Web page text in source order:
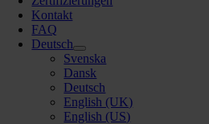
Kontakt
FAQ
Deutsch
Svenska
Dansk
Deutsch
English (UK)
English (US)